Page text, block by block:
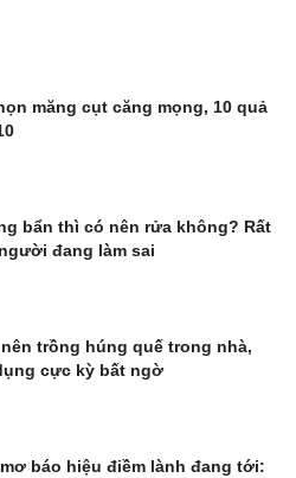
măng cụt căng mọng, 10 quả
bẩn thì có nên rửa không? Rất
đang làm sai
trồng húng quế trong nhà,
cực kỳ bất ngờ
báo hiệu điềm lành đang tới: